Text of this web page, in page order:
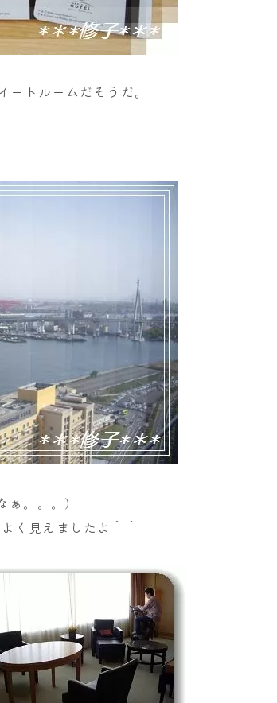
トルームだそうだ。
ぁ。。。)
く見えましたよ＾＾